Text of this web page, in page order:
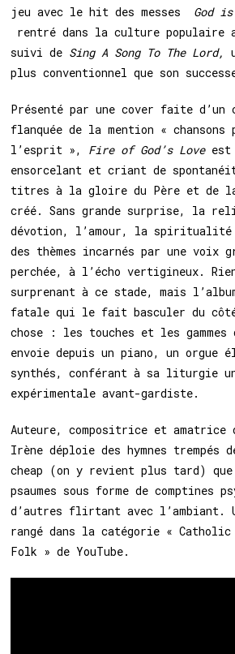
jeu avec le hit des messes God
rentré dans la culture populaire
suivi de Sing A Song To The Lord,
plus conventionnel que son
Présenté par une cover faite
flanquée de la mention «
l’esprit », Fire of God’s Loveest
ensorcelant et criant de
titres à la gloire du Père et de
créé. Sans grande surprise, la
dévotion, l’amour, la
des thèmes incarnés par une voix
perchée, à l’écho vertigineux.
surprenant à ce stade, mais
fatale qui le fait basculer du
chose : les touches et les gammes
envoie depuis un piano, un orgue
synthés, conférant à sa liturgie
expérimentale avant-gardiste.
Auteure, compositrice et
Irène déploie des hymnes trempés
cheap (on y revient plus tard) que
psaumes sous forme de comptines
d’autres flirtant avec l’ambiant.
rangé dans la catégorie « Catholic
Folk » de YouTube.